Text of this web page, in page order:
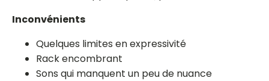
Inconvénients
Quelques limites en expressivité
Rack encombrant
Sons qui manquent un peu de nuance